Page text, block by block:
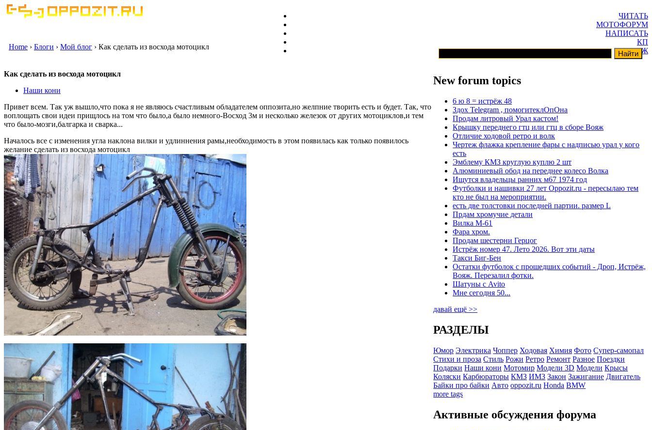
ЧИТАТЬ
МОТОФОРУМ
НАПИСАТЬ
КП
ГАРАЖ
Home › Блоги › Мой блог › Как сделать из восхода мотоцикл
Как сделать из восхода мотоцикл
Наши кони
Привет всем. Так уж вышло,что пока я не являюсь счастливым обладателем оппозита,но желпние творить есть и будет. Так, что
воплощать свои идеи прищлось на том что было,а было немного-Восход 3м и несколько железок от других мотоциклов,и тем
что было-мозги,балгарка и сварка...
Началось все с изменения угла наклона вилки и удлиннения рамы,необходимость в этом появилась как только появилось
желание сделать из восхода мотоцикл
New forum topics
6 ю 8 = истрёж 48
Здох Telegram , помогитеклОпОна
Продам литровый Урал кастом!
Крышку переднего гтц или гтц в сборе Вояж
Отличие ходовой ретро и волк
Чертеж флажка крепление фары с надписью урал у кого
есть
Эмблему КМЗ круглую куплю 2 шт
Алюминиевый обод на переднее колесо Волка
Ищутся владельцы ранних м67 1974 год
Футболки и нашивки 27 лет Oppozit.ru - пересылаю тем
кто не был на мероприятии.
есть две толстовки последней партии. размер L
Прдам хромучие детали
Вилка М-61
Фара хром.
Продам шестерни Герцог
Истрёж номер 47. Лето 2026. Вот эти даты
Такси Биг-Бен
Остатки футболок с прошедших событий - Дроп, Истрёж,
Вояж. Перезалил фотки.
Шатуны с Avito
Мне сегодня 50...
давай ещё >>
РАЗДЕЛЫ
Юмор Электрика Чоппер Ходовая Химия Фото Супер-самопал
Стихи и проза Стиль Рожи Ретро Ремонт Разное Поездки
Подарки Наши кони Мотомир Модели 3D Модели Крысы
Коляски Карбюраторы КМЗ ИМЗ Закон Зажигание Двигатель
Байки про байки Авто oppozit.ru Honda BMW
more tags
Активные обсуждения форума